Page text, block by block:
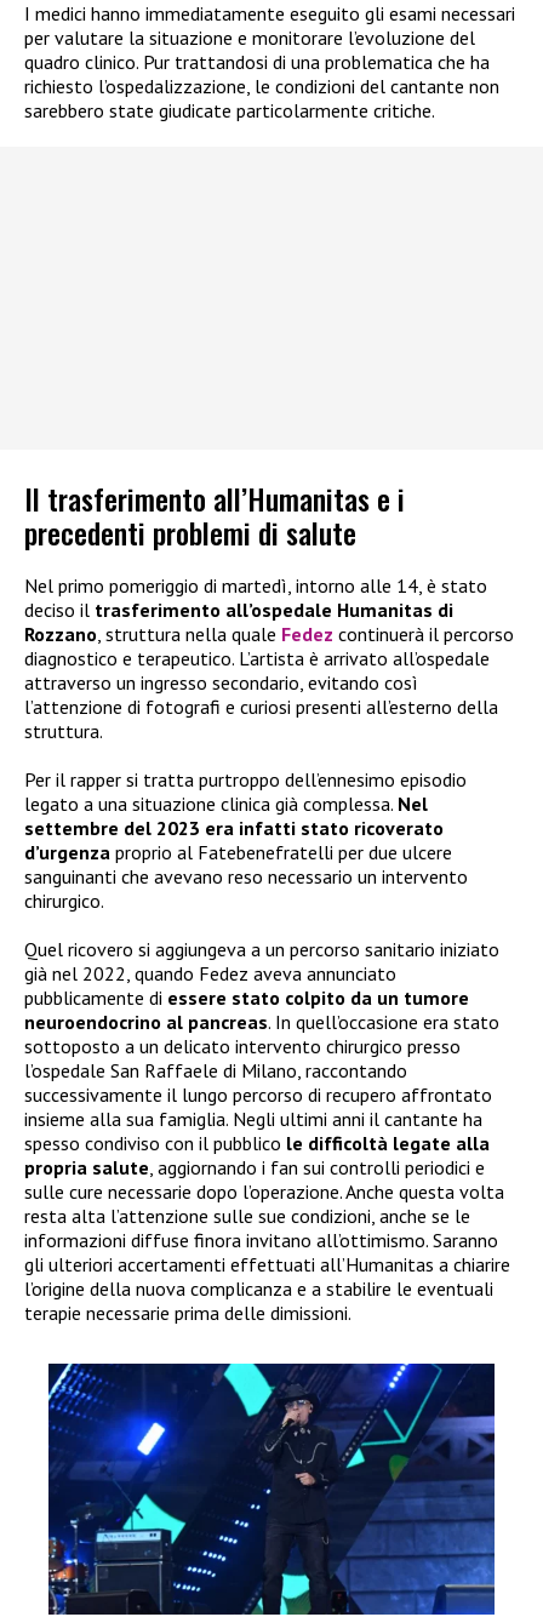
I medici hanno immediatamente eseguito gli esami necessari
per valutare la situazione e monitorare l’evoluzione del
quadro clinico. Pur trattandosi di una problematica che ha
richiesto l’ospedalizzazione, le condizioni del cantante non
sarebbero state giudicate particolarmente critiche.
Il trasferimento all’Humanitas e i
precedenti problemi di salute
Nel primo pomeriggio di martedì, intorno alle 14, è stato
deciso il trasferimento all’ospedale Humanitas di
Rozzano, struttura nella quale Fedez continuerà il percorso
diagnostico e terapeutico. L’artista è arrivato all’ospedale
attraverso un ingresso secondario, evitando così
l’attenzione di fotografi e curiosi presenti all’esterno della
struttura.
Per il rapper si tratta purtroppo dell’ennesimo episodio
legato a una situazione clinica già complessa. Nel
settembre del 2023 era infatti stato ricoverato
d’urgenza proprio al Fatebenefratelli per due ulcere
sanguinanti che avevano reso necessario un intervento
chirurgico.
Quel ricovero si aggiungeva a un percorso sanitario iniziato
già nel 2022, quando Fedez aveva annunciato
pubblicamente di essere stato colpito da un tumore
neuroendocrino al pancreas. In quell’occasione era stato
sottoposto a un delicato intervento chirurgico presso
l’ospedale San Raffaele di Milano, raccontando
successivamente il lungo percorso di recupero affrontato
insieme alla sua famiglia. Negli ultimi anni il cantante ha
spesso condiviso con il pubblico le difficoltà legate alla
propria salute, aggiornando i fan sui controlli periodici e
sulle cure necessarie dopo l’operazione. Anche questa volta
resta alta l’attenzione sulle sue condizioni, anche se le
informazioni diffuse finora invitano all’ottimismo. Saranno
gli ulteriori accertamenti effettuati all’Humanitas a chiarire
l’origine della nuova complicanza e a stabilire le eventuali
terapie necessarie prima delle dimissioni.